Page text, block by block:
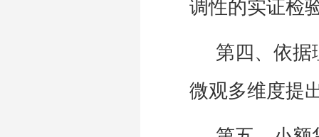
调性的实证检
第四、依据
微观多维度提